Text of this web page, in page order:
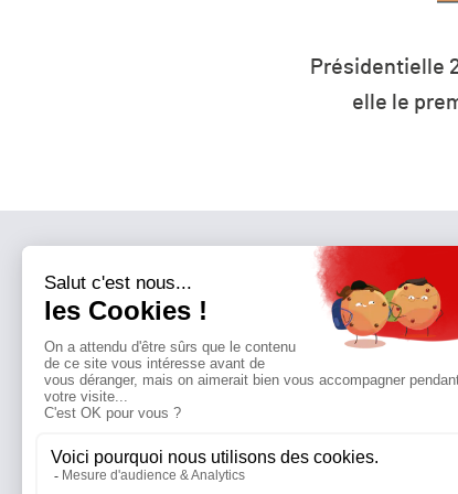
L’humanité vit
QUI SOMMES-NOUS?MENTIONS LÉGALES
Suivez toutes nos actualités !